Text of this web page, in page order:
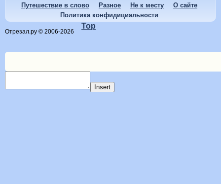
Путешествие в слово
Разное Не к месту
О сайте
Политика конфидициальности
Отрезал.ру © 2006-2026
Top
Insert